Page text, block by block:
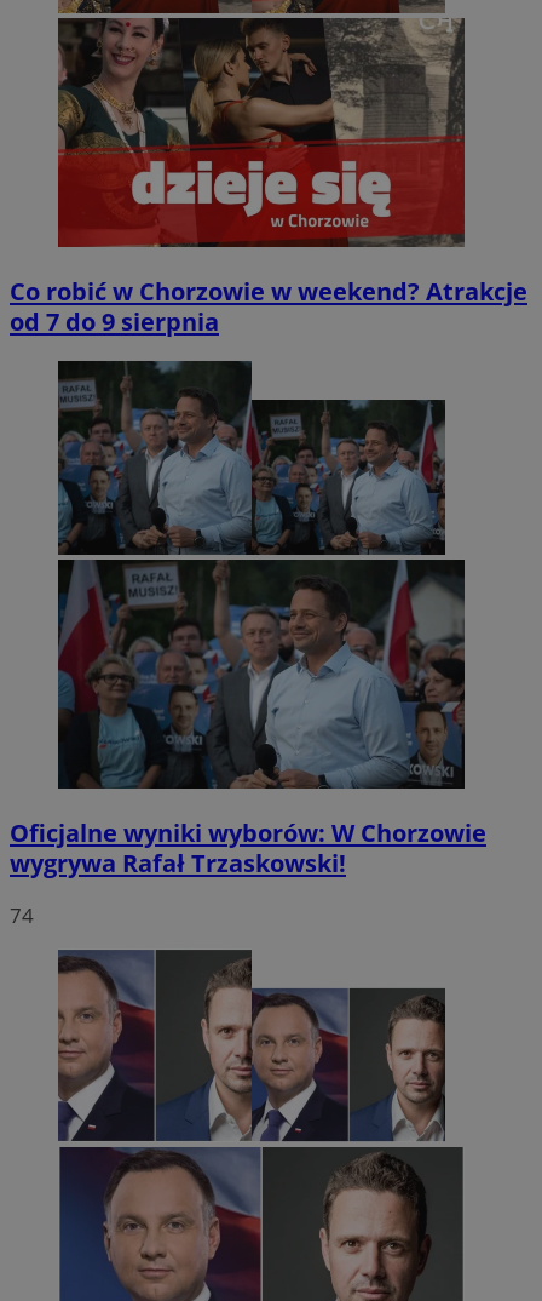
Co robić w Chorzowie w weekend? Atrakcje
od 7 do 9 sierpnia
Oficjalne wyniki wyborów: W Chorzowie
wygrywa Rafał Trzaskowski!
74